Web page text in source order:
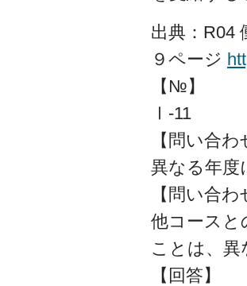
出典：R04
９ページ
【№】
Ⅰ-11
【問い合
異なる年度
【問い合
他コースと
ことは、
【回答】